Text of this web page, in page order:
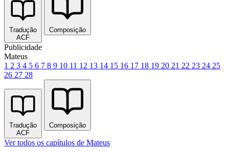
Tradução
ACF
Composição
Publicidade
Mateus
1 2 3 4 5 6 7 8 9 10 11 12 13 14 15 16 17 18 19 20 21 22 23 24 25
26 27 28
Tradução
ACF
Composição
Ver todos os capítulos de Mateus